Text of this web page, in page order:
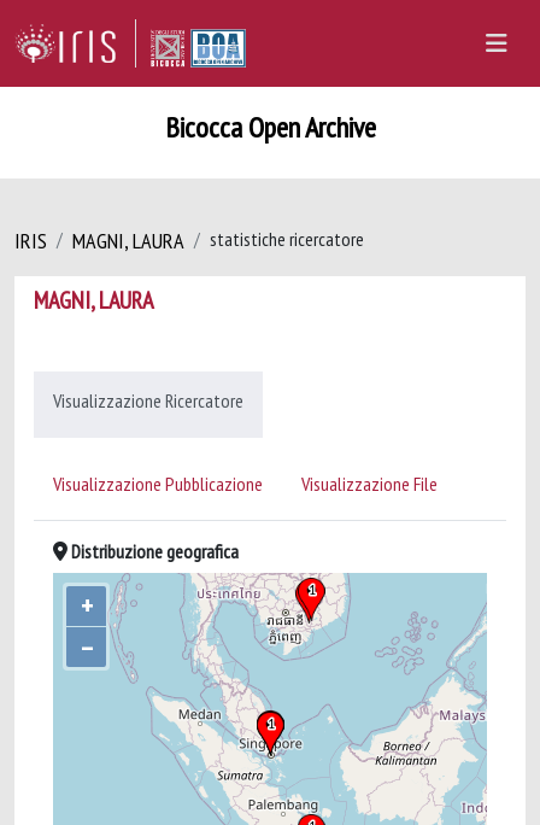
Bicocca Open Archive
IRIS MAGNI, LAURA statistiche ricercatore
MAGNI, LAURA
Visualizzazione Ricercatore
Visualizzazione Pubblicazione Visualizzazione File
Distribuzione geografica
+
–